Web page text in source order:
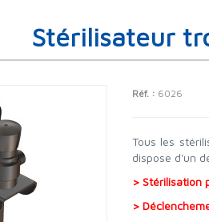
Stérilisateur
Réf. : 6026
Tous les
dispose d'un
> Stérilisation
>